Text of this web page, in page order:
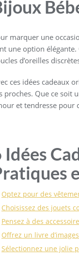
marquer une
une option
d’oreilles
ces idées cadeaux
proches. Que ce soit
et tendresse pour
Idées
Optez pour des
Choisissez des jouets
Pensez à des
Offrez un livre
Sélectionnez une jolie